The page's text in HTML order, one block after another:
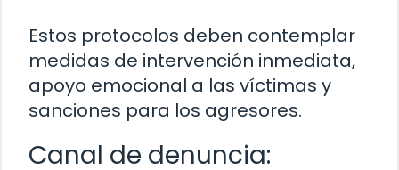
Estos protocolos deben contemplar
medidas de intervención inmediata,
apoyo emocional a las víctimas y
sanciones para los agresores.
Canal de denuncia: